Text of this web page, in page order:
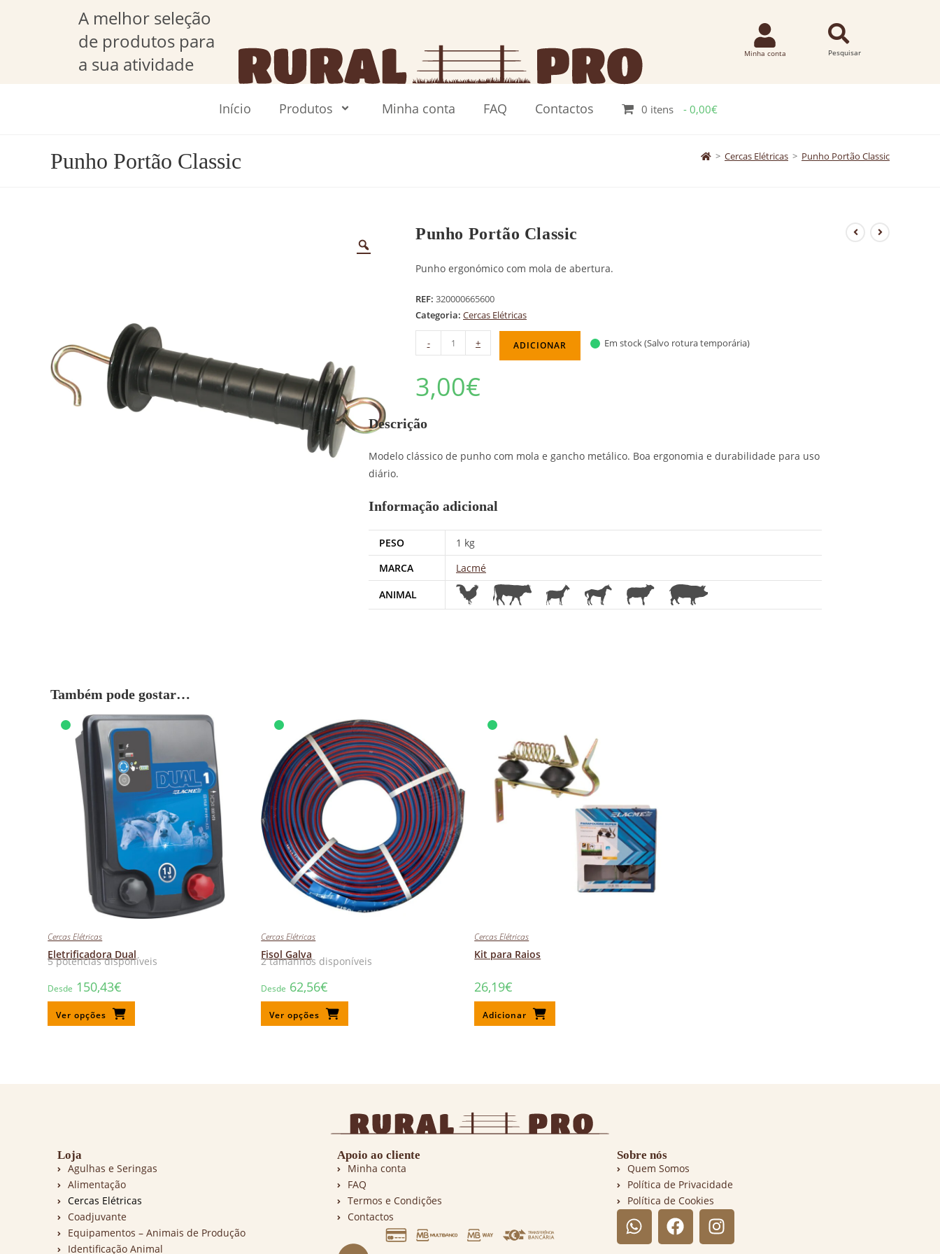
A melhor seleção
de produtos para
a sua atividade
Início Produtos Minha conta FAQ Contactos 0 itens 0,00€
Punho Portão Classic > Cercas Elétricas > Punho Portão Classic
Punho Portão Classic
Punho ergonómico com mola de abertura.
REF: 320000665600
Categoria: Cercas Elétricas
- + ADICIONAR Em stock (Salvo rotura temporária)
3,00€
Descrição
Modelo clássico de punho com mola e gancho metálico. Boa ergonomia e durabilidade para uso
diário.
Informação adicional
PESO
1 kg
MARCA
Lacmé
ANIMAL
Também pode gostar…
5 potências disponíveis
Cercas Elétricas
Eletrificadora Dual
Desde 150,43€
Ver opções
2 tamanhos disponíveis
Cercas Elétricas
Fisol Galva
Desde 62,56€
Ver opções
Cercas Elétricas
Kit para Raios
26,19€
Adicionar
Loja
Agulhas e Seringas
Alimentação
Cercas Elétricas
Coadjuvante
Equipamentos – Animais de Produção
Identificação Animal
Apoio ao cliente
Minha conta
FAQ
Termos e Condições
Contactos
Sobre nós
Quem Somos
Política de Privacidade
Política de Cookies